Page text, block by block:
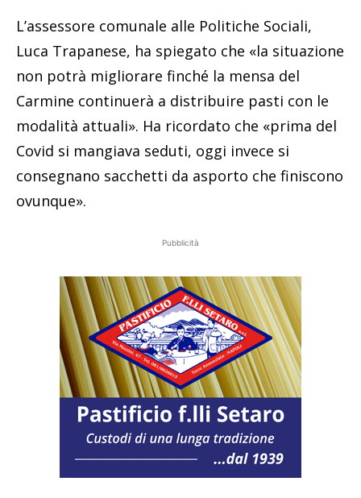
L’assessore comunale alle Politiche Sociali,
Luca Trapanese, ha spiegato che «la situazione
non potrà migliorare finché la mensa del
Carmine continuerà a distribuire pasti con le
modalità attuali». Ha ricordato che «prima del
Covid si mangiava seduti, oggi invece si
consegnano sacchetti da asporto che finiscono
ovunque».
Pubblicità